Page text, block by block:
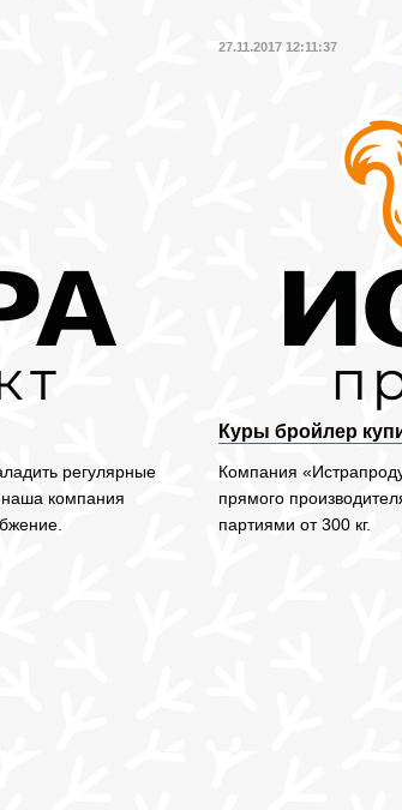
регулярные
наша компания
27.11.2017 12:11:37
Куры бройлер
Компания
прямого
партиями от 300 кг.